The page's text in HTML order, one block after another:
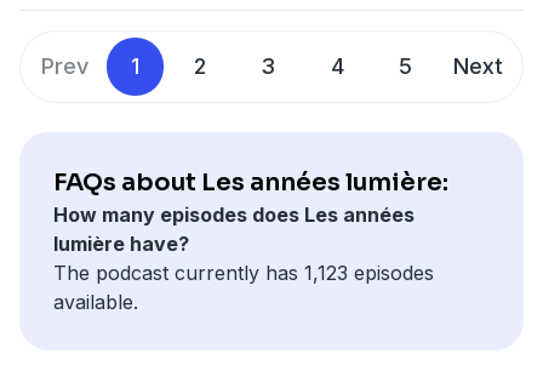
Prev 1 2 3 4 5 Next
FAQs about Les années lumière:
How many episodes does Les années
lumière have?
The podcast currently has 1,123 episodes
available.